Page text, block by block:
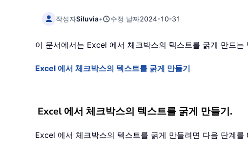
작성자Siluvia• 수정 날짜2024-10-31
이 문서에서는 Excel 에서 체크박스의 텍스트를 굵게 만드는
Excel 에서 체크박스의 텍스트를 굵게 만들기
Excel 에서 체크박스의 텍스트를 굵게 만들기.
Excel 에서 체크박스의 텍스트를 굵게 만들려면 다음 단계를